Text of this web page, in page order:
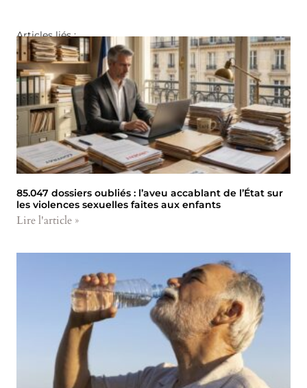
Articles liés :
85.047 dossiers oubliés : l’aveu accablant de l’État sur
les violences sexuelles faites aux enfants
Lire l'article »